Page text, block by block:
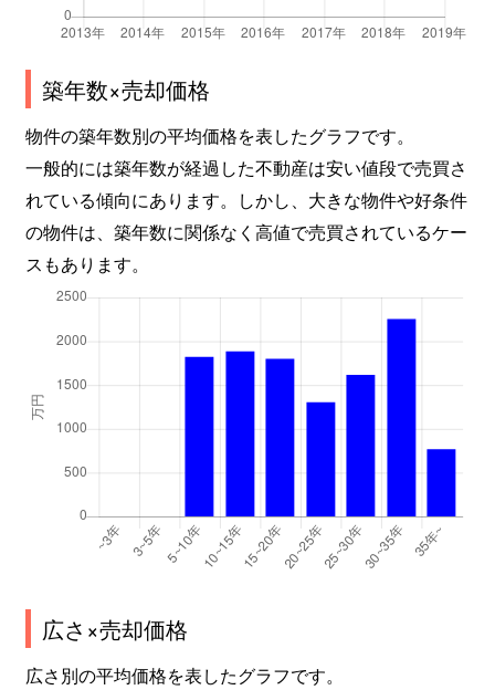
築年数×売却価格
物件の築年数別の平均価格を表したグラフです。
一般的には築年数が経過した不動産は安い値段で売買さ
れている傾向にあります。しかし、大きな物件や好条件
の物件は、築年数に関係なく高値で売買されているケー
スもあります。
広さ×売却価格
広さ別の平均価格を表したグラフです。